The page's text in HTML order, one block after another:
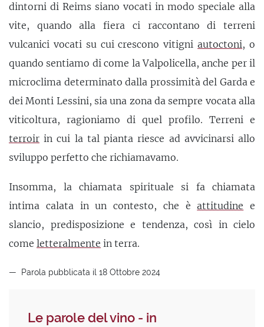
dintorni di Reims siano vocati in modo speciale alla
vite, quando alla fiera ci raccontano di terreni
vulcanici vocati su cui crescono vitigniautoctoni, o
quando sentiamo di come la Valpolicella, anche per il
microclima determinato dalla prossimità del Garda e
dei Monti Lessini, sia una zona da sempre vocata alla
viticoltura, ragioniamo di quel profilo. Terreni e
terroir in cui la tal pianta riesce ad avvicinarsi allo
sviluppo perfetto che richiamavamo.
Insomma, la chiamata spirituale si fa chiamata
intima calata in un contesto, che èattitudine e
slancio, predisposizione e tendenza, così in cielo
come letteralmente in terra.
Parola pubblicata il 18 Ottobre 2024
Le parole del vino - in